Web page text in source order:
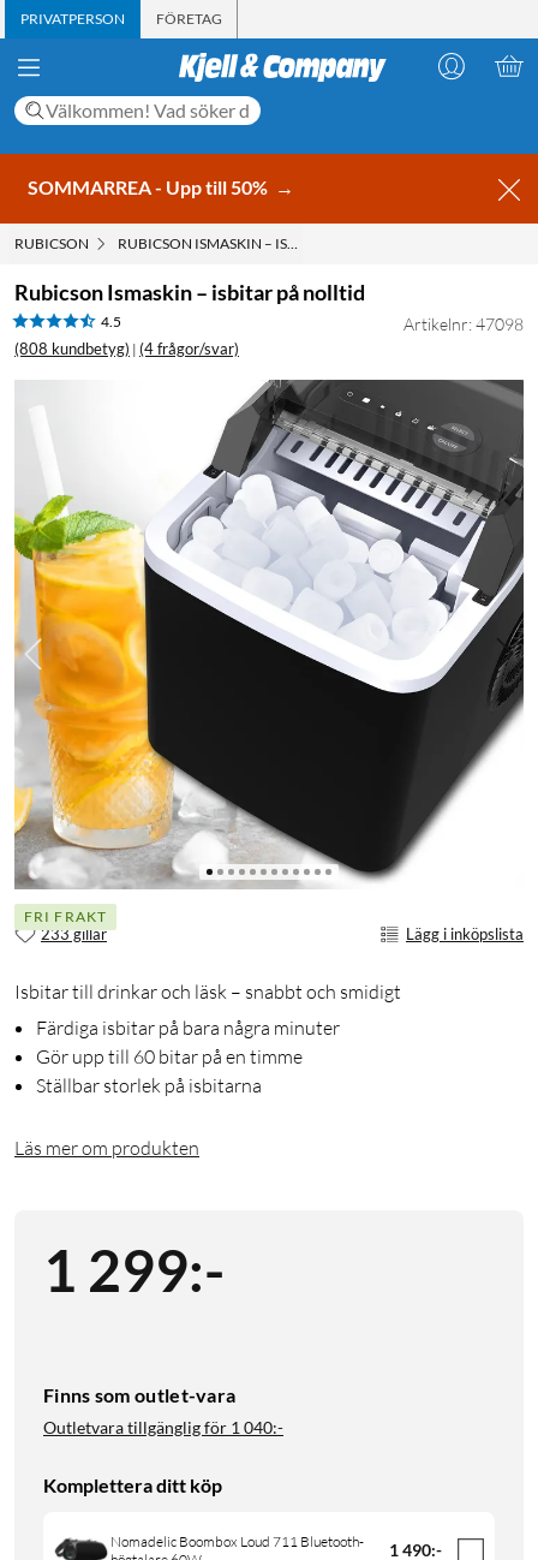
PRIVATPERSON FÖRETAG
SOMMARREA - Upp till 50% →
RUBICSON RUBICSON ISMASKIN – ISBITAR PÅ NOLLTID
Rubicson Ismaskin – isbitar på nolltid
4.5
(808 kundbetyg) | (4 frågor/svar)
Artikelnr: 47098
FRI FRAKT
233 gillar Lägg i inköpslista
Isbitar till drinkar och läsk – snabbt och smidigt
Färdiga isbitar på bara några minuter
Gör upp till 60 bitar på en timme
Ställbar storlek på isbitarna
Läs mer om produkten
1 299:-
Finns som outlet-vara
Outletvara tillgänglig för 1 040:-
Komplettera ditt köp
Nomadelic Boombox Loud 711 Bluetooth-
1 490:-